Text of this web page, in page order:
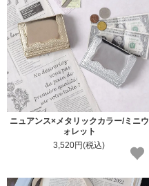
ニュアンス×メタリックカラー/ミニウ
ォレット
3,520円(税込)